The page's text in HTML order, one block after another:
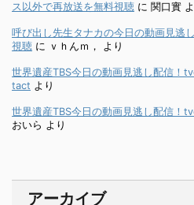
ス以外で再放送を無料視聴 に 関口實
呼び出し先生タナカの今日の動画見逃
視聴 に ｖｈんｍ， より
世界遺産TBS今日の動画見逃し配信！
tact より
世界遺産TBS今日の動画見逃し配信！
おいら より
アーカイブ